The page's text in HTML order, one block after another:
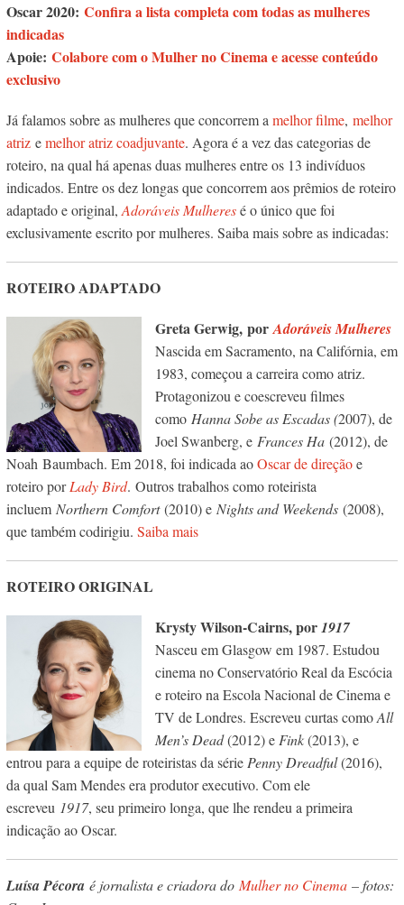
Oscar 2020: Confira a lista completa com todas as mulheres
indicadas
Apoie: Colabore com o Mulher no Cinema e acesse conteúdo
exclusivo
Já falamos sobre as mulheres que concorrem amelhor filme, melhor
atrizemelhor atriz coadjuvante. Agora é a vez das categorias de
roteiro, na qual há apenas duas mulheres entre os 13 indivíduos
indicados. Entre os dez longas que concorrem aos prêmios de roteiro
adaptado e original,Adoráveis Mulheresé o único que foi
exclusivamente escrito por mulheres. Saiba mais sobre as indicadas:
ROTEIRO ADAPTADO
Greta Gerwig, porAdoráveis Mulheres
Nascida em Sacramento, na Califórnia, em
1983, começou a carreira como atriz.
Protagonizou e coescreveu filmes
como Hanna Sobe as Escadas (2007), de
Joel Swanberg, e Frances Ha(2012), de
Noah Baumbach. Em 2018, foi indicada aoOscar de direçãoe
roteiro porLady Bird. Outros trabalhos como roteirista
incluem Northern Comfort(2010) e Nights and Weekends (2008),
que também codirigiu. Saiba mais
ROTEIRO ORIGINAL
Krysty Wilson-Cairns, por1917
Nasceu em Glasgow em 1987. Estudou
cinema no Conservatório Real da Escócia
e roteiro na Escola Nacional de Cinema e
TV de Londres. Escreveu curtas comoAll
Men’s Dead(2012) eFink(2013), e
entrou para a equipe de roteiristas da sériePenny Dreadful(2016),
da qual Sam Mendes era produtor executivo. Com ele
escreveu 1917, seu primeiro longa, que lhe rendeu a primeira
indicação ao Oscar.
Luísa Pécoraé jornalista e criadora do Mulher no Cinema– fotos: